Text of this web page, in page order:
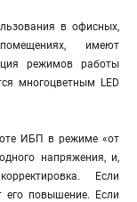
в офисных,
имеют
режимов работы
многоцветным LED
ИБП в режиме «от
напряжения, и,
Если
его повышение. Если